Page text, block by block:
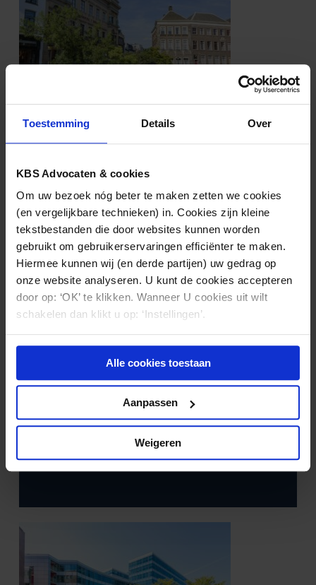
Toestemming Details Over
KBS Advocaten & cookies
Om uw bezoek nóg beter te maken zetten we cookies
(en vergelijkbare technieken) in. Cookies zijn kleine
tekstbestanden die door websites kunnen worden
gebruikt om gebruikerservaringen efficiënter te maken.
Hiermee kunnen wij (en derde partijen) uw gedrag op
onze website analyseren. U kunt de cookies accepteren
door op: ‘OK’ te klikken. Wanneer U cookies uit wilt
schakelen dan klikt u op: ‘Instellingen’.
Alle cookies toestaan
Aanpassen
Weigeren
VASTGOED12.04.2024
Modelhuurcontracten ROZ op last van
ACM aangepast
VASTGOED18.09.2023
Huurovereenkomst met zorgbehoevende
bewoner rechtsgeldig geëindigd